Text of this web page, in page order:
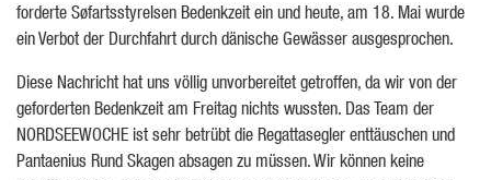
forderte Søfartsstyrelsen Bedenkzeit ein und heute, am 18. Mai wurde
ein Verbot der Durchfahrt durch dänische Gewässer ausgesprochen.
Diese Nachricht hat uns völlig unvorbereitet getroffen, da wir von der
geforderten Bedenkzeit am Freitag nichts wussten. Das Team der
NORDSEEWOCHE ist sehr betrübt die Regattasegler enttäuschen und
Pantaenius Rund Skagen absagen zu müssen. Wir können keine